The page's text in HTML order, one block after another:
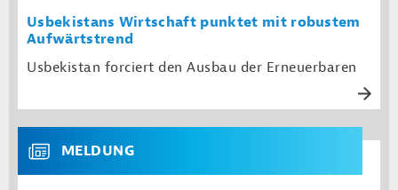
Usbekistans Wirtschaft punktet mit robustem
Aufwärtstrend
Usbekistan forciert den Ausbau der Erneuerbaren
MELDUNG